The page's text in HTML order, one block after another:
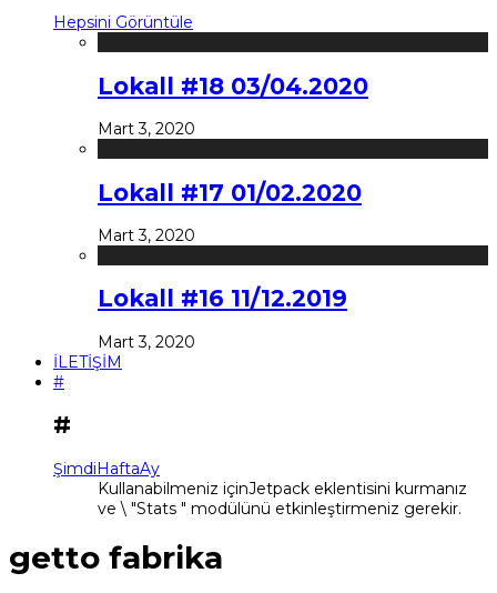
Hepsini Görüntüle
Lokall #18 03/04.2020
Mart 3, 2020
Lokall #17 01/02.2020
Mart 3, 2020
Lokall #16 11/12.2019
Mart 3, 2020
İLETİŞİM
#
#
ŞimdiHaftaAy
Kullanabilmeniz içinJetpack eklentisini kurmanız
ve \ "Stats " modülünü etkinleştirmeniz gerekir.
getto fabrika